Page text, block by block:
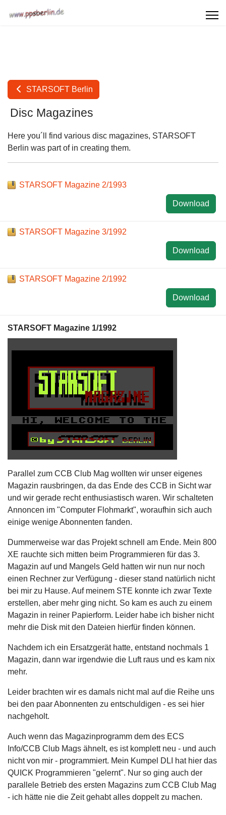
STARSOFT Berlin
Disc Magazines
Here you´ll find various disc magazines, STARSOFT
Berlin was part of in creating them.
STARSOFT Magazine 2/1993
Download
STARSOFT Magazine 3/1992
Download
STARSOFT Magazine 2/1992
Download
STARSOFT Magazine 1/1992
Parallel zum CCB Club Mag wollten wir unser eigenes
Magazin rausbringen, da das Ende des CCB in Sicht war
und wir gerade recht enthusiastisch waren. Wir schalteten
Annoncen im "Computer Flohmarkt", woraufhin sich auch
einige wenige Abonnenten fanden.
Dummerweise war das Projekt schnell am Ende. Mein 800
XE rauchte sich mitten beim Programmieren für das 3.
Magazin auf und Mangels Geld hatten wir nun nur noch
einen Rechner zur Verfügung - dieser stand natürlich nicht
bei mir zu Hause. Auf meinem STE konnte ich zwar Texte
erstellen, aber mehr ging nicht. So kam es auch zu einem
Magazin in reiner Papierform. Leider habe ich bisher nicht
mehr die Disk mit den Dateien hierfür finden können.
Nachdem ich ein Ersatzgerät hatte, entstand nochmals 1
Magazin, dann war irgendwie die Luft raus und es kam nix
mehr.
Leider brachten wir es damals nicht mal auf die Reihe uns
bei den paar Abonnenten zu entschuldigen - es sei hier
nachgeholt.
Auch wenn das Magazinprogramm dem des ECS
Info/CCB Club Mags ähnelt, es ist komplett neu - und auch
nicht von mir - programmiert. Mein Kumpel DLI hat hier das
QUICK Programmieren "gelernt". Nur so ging auch der
parallele Betrieb des ersten Magazins zum CCB Club Mag
- ich hätte nie die Zeit gehabt alles doppelt zu machen.